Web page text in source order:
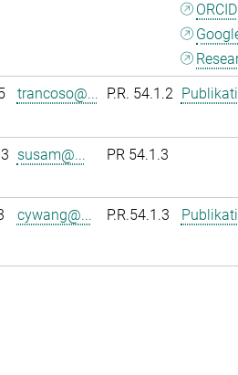
ORCID
trancoso@... P.R. 54.1.2
susam@... PR 54.1.3
cywang@... P.R.54.1.3